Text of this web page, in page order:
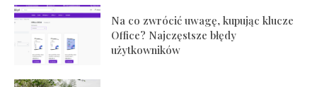
Na co zwrócić uwagę, kupując klucze
Office? Najczęstsze błędy
użytkowników